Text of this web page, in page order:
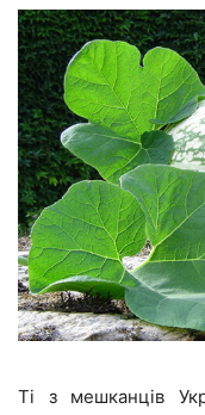
Ті з мешканців